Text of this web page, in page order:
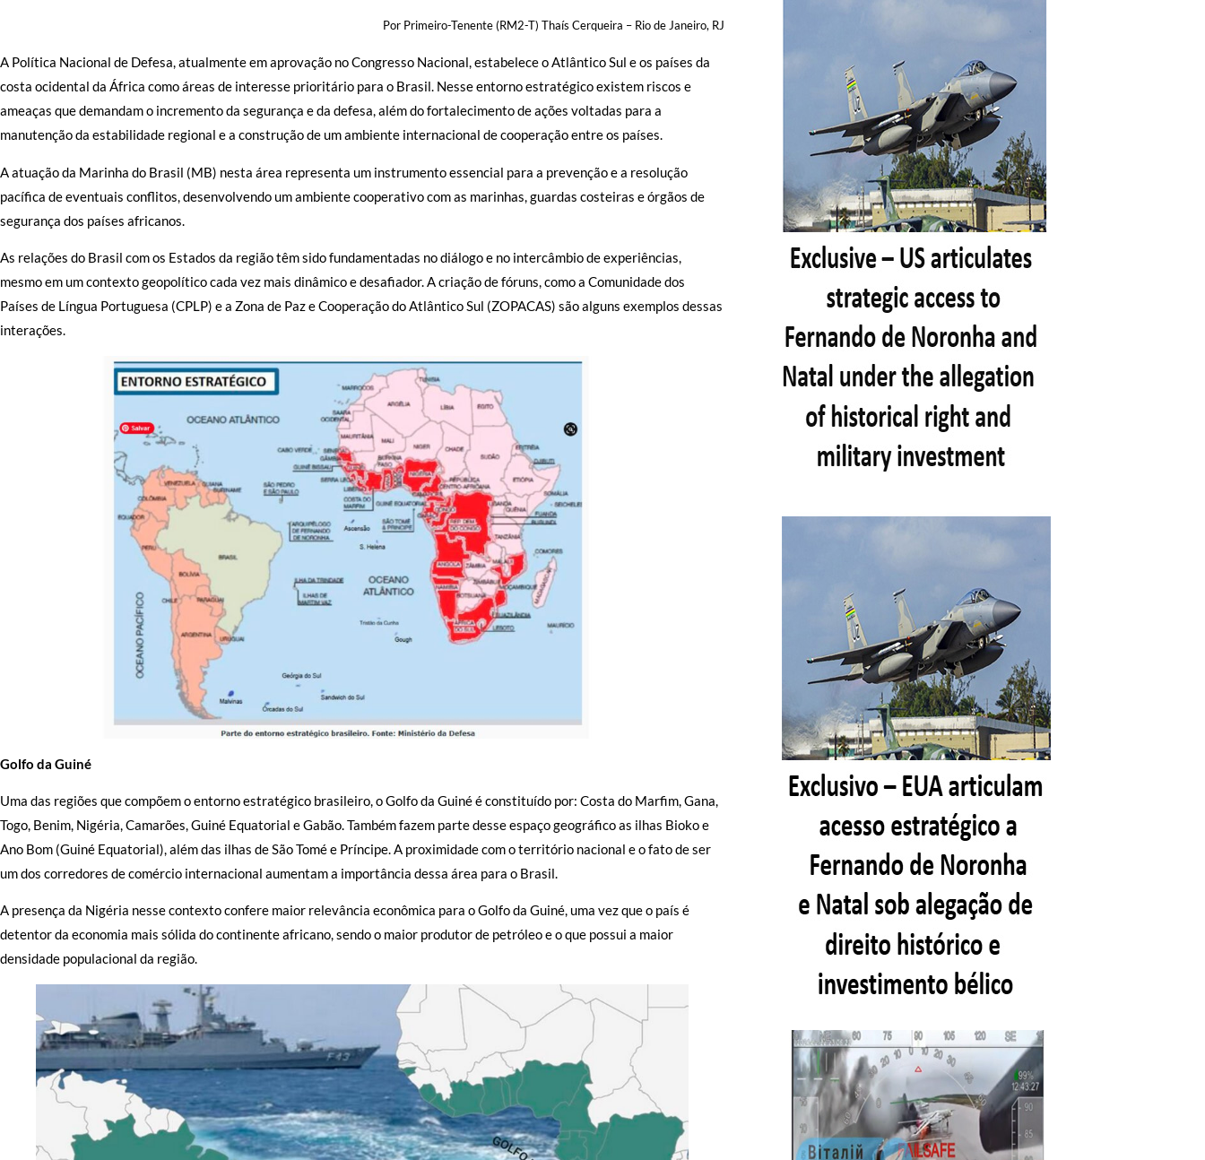
Por Primeiro-Tenente (RM2-T) Thaís Cerqueira – Rio de Janeiro, RJ
A Política Nacional de Defesa, atualmente em aprovação no Congresso Nacional, estabelece o Atlântico Sul e os países da
costa ocidental da África como áreas de interesse prioritário para o Brasil. Nesse entorno estratégico existem riscos e
ameaças que demandam o incremento da segurança e da defesa, além do fortalecimento de ações voltadas para a
manutenção da estabilidade regional e a construção de um ambiente internacional de cooperação entre os países.
A atuação da Marinha do Brasil (MB) nesta área representa um instrumento essencial para a prevenção e a resolução
pacífica de eventuais conflitos, desenvolvendo um ambiente cooperativo com as marinhas, guardas costeiras e órgãos de
segurança dos países africanos.
As relações do Brasil com os Estados da região têm sido fundamentadas no diálogo e no intercâmbio de experiências,
mesmo em um contexto geopolítico cada vez mais dinâmico e desafiador. A criação de fóruns, como a Comunidade dos
Países de Língua Portuguesa (CPLP) e a Zona de Paz e Cooperação do Atlântico Sul (ZOPACAS) são alguns exemplos dessas
interações.
Golfo da Guiné
Uma das regiões que compõem o entorno estratégico brasileiro, o Golfo da Guiné é constituído por: Costa do Marfim, Gana,
Togo, Benim, Nigéria, Camarões, Guiné Equatorial e Gabão. Também fazem parte desse espaço geográfico as ilhas Bioko e
Ano Bom (Guiné Equatorial), além das ilhas de São Tomé e Príncipe. A proximidade com o território nacional e o fato de ser
um dos corredores de comércio internacional aumentam a importância dessa área para o Brasil.
A presença da Nigéria nesse contexto confere maior relevância econômica para o Golfo da Guiné, uma vez que o país é
detentor da economia mais sólida do continente africano, sendo o maior produtor de petróleo e o que possui a maior
densidade populacional da região.